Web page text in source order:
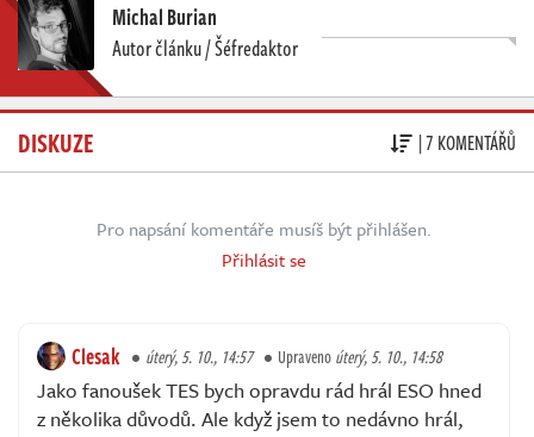
Michal Burian
Autor článku / Šéfredaktor
DISKUZE | 7 KOMENTÁŘŮ
Pro napsání komentáře musíš být přihlášen.
Přihlásit se
Clesak úterý, 5. 10., 14:57 Upravenoúterý, 5. 10., 14:58
Jako fanoušek TES bych opravdu rád hrál ESO hned
z několika důvodů. Ale když jsem to nedávno hrál,